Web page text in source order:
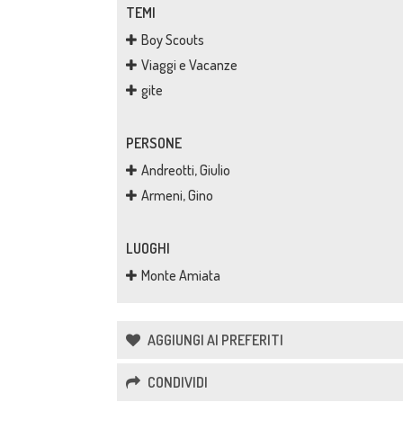
TEMI
Boy Scouts
Viaggi e Vacanze
gite
PERSONE
Andreotti, Giulio
Armeni, Gino
LUOGHI
Monte Amiata
AGGIUNGI AI PREFERITI
CONDIVIDI